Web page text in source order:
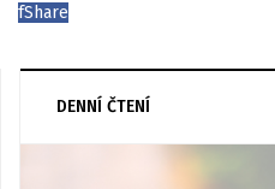
fShare
DENNÍ ČTENÍ